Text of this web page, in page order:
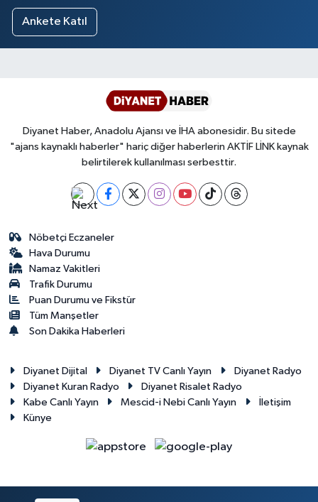
Ankete Katıl
Diyanet Haber, Anadolu Ajansı ve İHA abonesidir. Bu sitede
"ajans kaynaklı haberler" hariç diğer haberlerin AKTİF LİNK kaynak
belirtilerek kullanılması serbesttir.
Nöbetçi Eczaneler
Hava Durumu
Namaz Vakitleri
Trafik Durumu
Puan Durumu ve Fikstür
Tüm Manşetler
Son Dakika Haberleri
Diyanet Dijital Diyanet TV Canlı Yayın
Diyanet Radyo
Diyanet Kuran Radyo
Diyanet Risalet Radyo
Kabe Canlı Yayın
Mescid-i Nebi Canlı Yayın
İletişim
Künye